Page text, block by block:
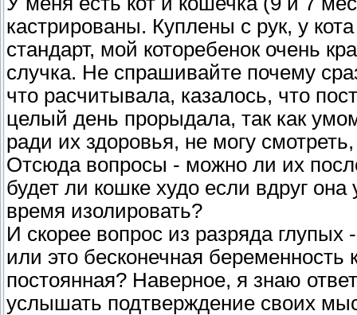
кастрированы. Куплены с рук, у
стандарт, мой которебенок очень
случка. Не спрашивайте почему
что расчитывала, казалось, что
целый день прорыдала, так как
ради их здоровья, не могу
Отсюда вопросы - можно ли их
будет ли кошке худо если вдруг
время изолировать?
И скорее вопрос из разряда
или это бесконечная беременность
постоянная? Наверное, я знаю
услышать подтверждение своих